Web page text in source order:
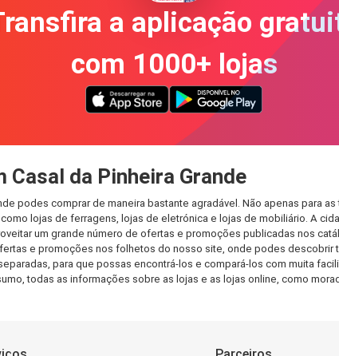
a aplicação
com 1000+ lojas
da Pinheira Grande
podes comprar de maneira bastante agradável. Não apenas para
lojas de ferragens, lojas de eletrónica e lojas de mobiliário. A
um grande número de ofertas e promoções publicadas nos
e promoções nos folhetos do nosso site, onde podes
para que possas encontrá-los e compará-los com muita
todas as informações sobre as lojas e as lojas online, como